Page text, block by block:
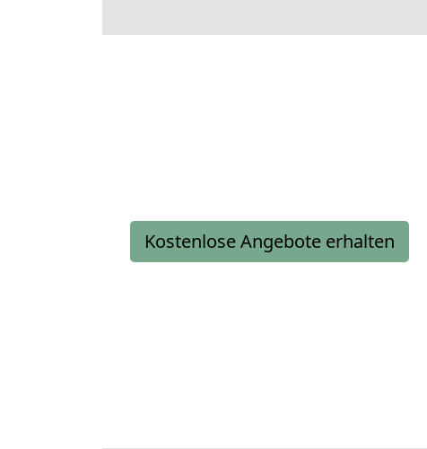
Kostenlose Angebote erhalten